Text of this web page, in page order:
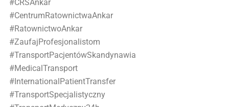
#CRSAnkar
#CentrumRatownictwaAnkar
#RatownictwoAnkar
#ZaufajProfesjonalistom
#TransportPacjentówSkandynawia
#MedicalTransport
#InternationalPatientTransfer
#TransportSpecjalistyczny